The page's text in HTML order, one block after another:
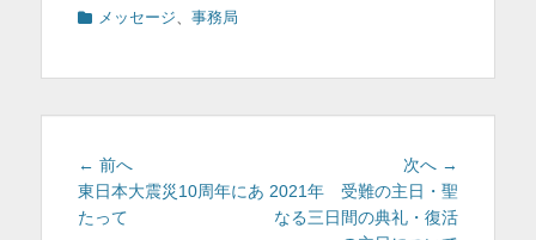
カ メッセージ、 事務局
投
稿
ナ
← 前へ
の
東日本大震災10周年にあ
たって
次へ →
投
2021年 受難の主日・聖
なる三日間の典礼・復活